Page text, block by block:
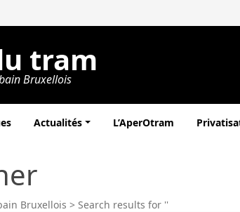
tram
Bruxellois
Actualités L’AperOtram
Bruxellois > Search results for ''